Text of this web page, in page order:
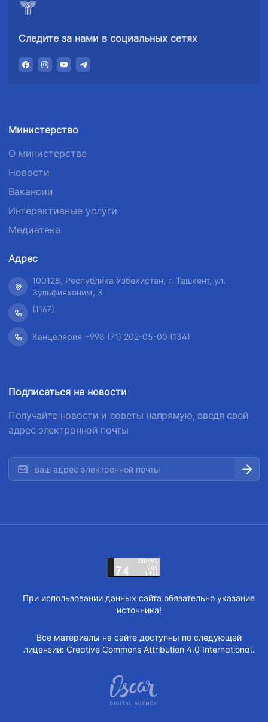
Следите за нами в социальных сетях
Министерство
О министерстве
Новости
Вакансии
Интерактивные услуги
Медиатека
Адрес
100128, Республика Узбекистан, г. Ташкент, ул.
Зульфияхоним, 3
(1167)
Канцелярия +998 (71) 202-05-00 (134)
Подписаться на новости
Получайте новости и советы напрямую, введя свой
адрес электронной почты
При использовании данных сайта обязательно указание
источника!
Все материалы на сайте доступны по следующей
лицензии: Creative Commons Attribution 4.0 International.